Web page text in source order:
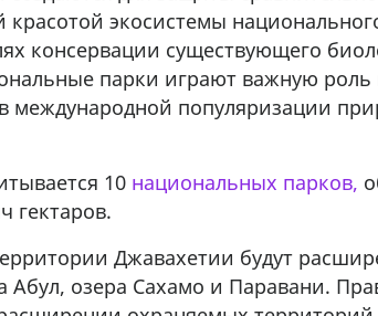
экосистемы
консервации существующего
парки играют важную роль
международной популяризации
10 национальных парков,
гектаров.
Джавахетии будут
Абул, озера Сахамо и Паравани.